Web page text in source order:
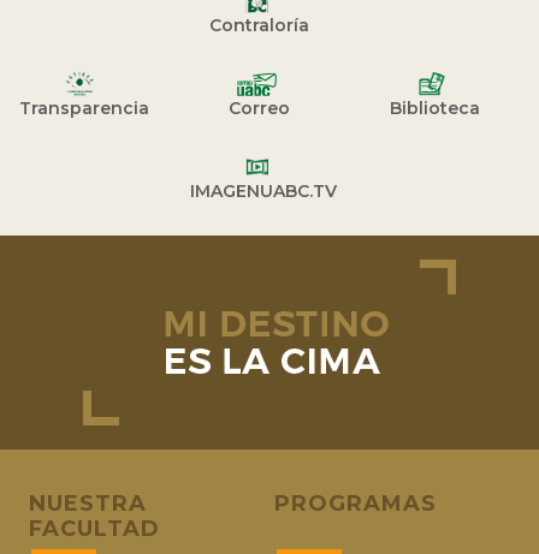
Contraloría
Transparencia Correo Biblioteca
IMAGENUABC.TV
NUESTRA
FACULTAD
PROGRAMAS